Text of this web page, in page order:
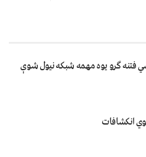
فتنه ګرو يوه مهمه شبکه نيول شوې
انکشافات